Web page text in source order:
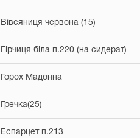
Вівсяниця червона (15)
Гірчиця біла п.220 (на сидерат)
Горох Мадонна
Гречка(25)
Еспарцет п.213